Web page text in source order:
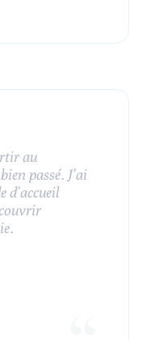
au
passé. J’ai
d’accueil